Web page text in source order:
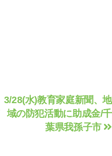
3/28(水)教育家庭新聞、地
域の防犯活動に助成金/千
葉県我孫子市